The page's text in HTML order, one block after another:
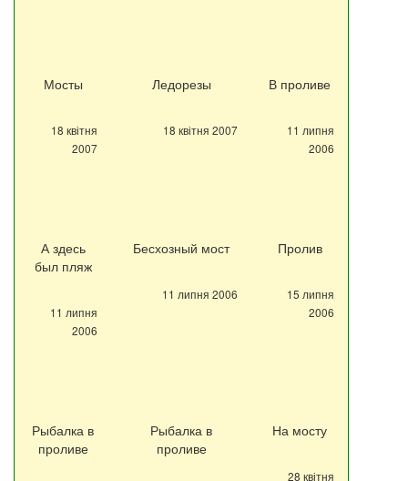
Мосты
18 квітня
2007
Ледорезы
18 квітня 2007
В проливе
11 липня
2006
А здесь
был пляж
11 липня
2006
Бесхозный мост
11 липня 2006
Пролив
15 липня
2006
Рыбалка в
проливе
Рыбалка в
проливе
На мосту
28 квітня